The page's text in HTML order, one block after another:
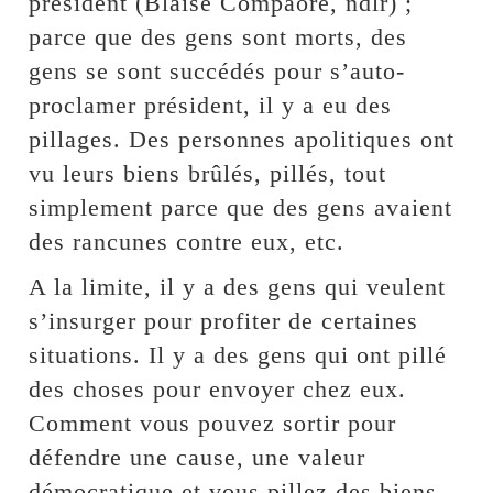
parce que des gens sont morts, des
gens se sont succédés pour s’auto-
proclamer président, il y a eu des
pillages. Des personnes apolitiques ont
vu leurs biens brûlés, pillés, tout
simplement parce que des gens avaient
des rancunes contre eux, etc.
A la limite, il y a des gens qui veulent
s’insurger pour profiter de certaines
situations. Il y a des gens qui ont pillé
des choses pour envoyer chez eux.
Comment vous pouvez sortir pour
défendre une cause, une valeur